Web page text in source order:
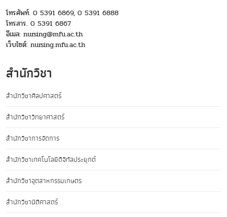
โทรศัพท์. 0 5391 6869, 0 5391 6888
โทรสาร. 0 5391 6867
อีเมล: nursing@mfu.ac.th
เว็บไซต์: nursing.mfu.ac.th
สำนักวิชา
สำนักวิชาศิลปศาสตร์
สำนักวิชาวิทยาศาสตร์
สำนักวิชาการจัดการ
สำนักวิชาเทคโนโลยีดิจิทัลประยุกต์
สำนักวิชาอุตสาหกรรมเกษตร
สำนักวิชานิติศาสตร์